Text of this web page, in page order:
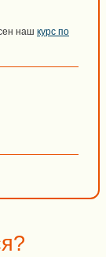
наш курс по